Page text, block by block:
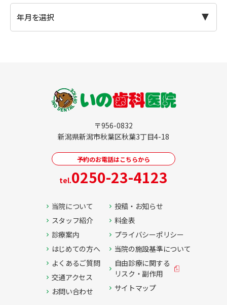
〒956-0832
新潟県新潟市秋葉区秋葉3丁目4-18
予約のお電話はこちらから
tel.0250-23-4123
当院について
スタッフ紹介
診療案内
はじめての方へ
よくあるご質問
交通アクセス
お問い合わせ
投稿・お知らせ
料金表
プライバシーポリシー
当院の施設基準について
自由診療に関する
リスク・副作用
サイトマップ